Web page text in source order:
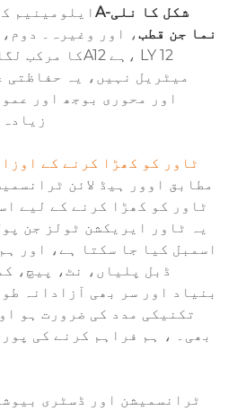
ایلومینیم A-شکل کا نلی
نما جن قطب، اور وغیرہ۔
اور محوری بوجھ اور
ٹاور کو کھڑا کرنے کے
مطابق اوور ہیڈ لائن
ٹاور کو کھڑا کرنے کے لیے
یہ ٹاور ایریکشن ٹولز جن
اسمبل کیا جا سکتا ہے، اور
بنیاد اور سر بھی آزادانہ
تکنیکی مدد کی ضرورت ہو
بھی۔ ، ہم فراہم کرنے کی
ٹرانسمیشن اور ڈسٹری